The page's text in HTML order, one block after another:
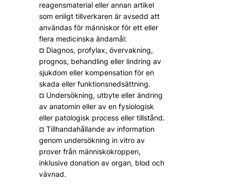
reagensmaterial eller annan artikel
som enligt tillverkaren är avsedd att
användas för människor för ett eller
flera medicinska ändamål:
¤ Diagnos, profylax, övervakning,
prognos, behandling eller lindring av
sjukdom eller kompensation för en
skada eller funktionsnedsättning.
¤ Undersökning, utbyte eller ändring
av anatomin eller av en fysiologisk
eller patologisk process eller tillstånd.
¤ Tillhandahållande av information
genom undersökning in vitro av
prover från människokroppen,
inklusive donation av organ, blod och
vävnad.